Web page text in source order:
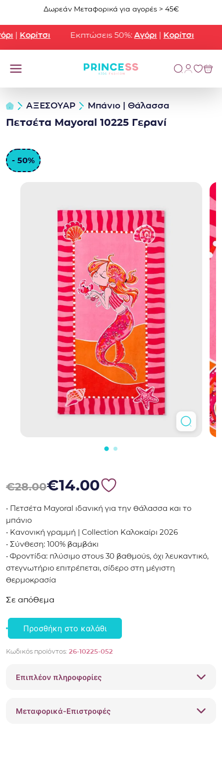
Μετάβαση στο περιεχόμενο
Δωρεάν Μεταφορικά για αγορές > 45€
| Κορίτσι Εκπτώσεις 50%:Αγόρι| Κορίτσι
ΑΞΕΣΟΥΑΡ Μπάνιο | Θάλασσα
Πετσέτα Mayoral 10225 Γερανί
- 50%
€28.00
Original price was: €28.00.
€14.00
Η τρέχουσα τιμή είναι: €14.00.
• Πετσέτα Mayoral ιδανική για την θάλασσα και το
μπάνιο
• Κανονική γραμμή | Collection Καλοκαίρι 2026
• Σύνθεση: 100% βαμβάκι
• Φροντίδα: πλύσιμο στους 30 βαθμούς, όχι λευκαντικό,
στεγνωτήριο επιτρέπεται, σίδερο στη μέγιστη
θερμοκρασία
Σε απόθεμα
Πετσέτα
ποσότητα
Προσθήκη στο καλάθι
Κωδικός προϊόντος: 26-10225-052
Επιπλέον πληροφορίες
Μεταφορικά-Επιστροφές